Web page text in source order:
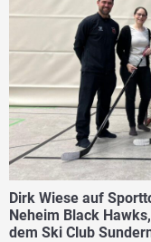
Dirk Wiese auf
Neheim Black
dem Ski Club